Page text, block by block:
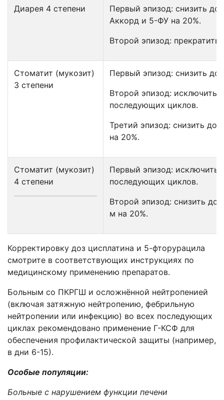
Диарея 4 степени
Первый эпизод: снизить
Аккорд и 5-ФУ на 20%.
Второй эпизод: прекратить
Стоматит (мукозит)
3 степени
Первый эпизод: снизить
Второй эпизод: исключить
последующих циклов.
Третий эпизод: снизить
на 20%.
Стоматит (мукозит)
4 степени
Первый эпизод: исключить
последующих циклов.
Второй эпизод: снизить
м на 20%.
Корректировку доз цисплатина и 5-фторурацила
смотрите в соответствующих инструкциях по
медицинскому применению препаратов.
Больным со ПКРГШ и осложнённой нейтропенией
(включая затяжную нейтропению, фебрильную
нейтропении или инфекцию) во всех последующих
циклах рекомендовано применение Г-КСФ для
обеспечения профилактической защиты (например,
в дни 6-15).
Особые популяции:
Больные с нарушением функции печени